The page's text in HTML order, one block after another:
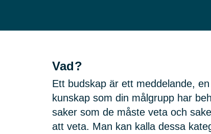
Vad?
Ett budskap är ett meddelande,
kunskap som din målgrupp har
saker som de måste veta och
att veta. Man kan kalla dessa